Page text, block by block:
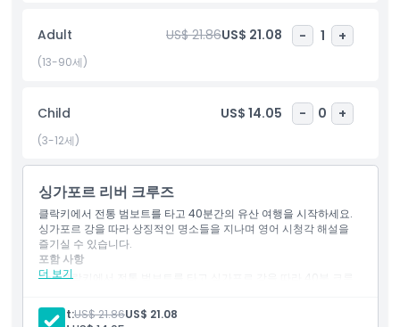
하이라이트
포함 사항
아동 성인 정책
포함되지 않는 사항
운영 시간
알아야 할 사항
Adult US$ 21.86US$ 21.08 - 1 +
(13-90세)
Child US$ 14.05 - 0 +
(3-12세)
싱가포르 리버 크루즈
클락키에서 전통 범보트를 타고 40분간의 유산 여행을 시작하세요.
싱가포르 강을 따라 상징적인 명소들을 지나며 영어 시청각 해설을
즐기실 수 있습니다.
더 보기
포함 사항
클락키에서 전통 범보트를 타고 싱가포르 강을 따라 40분 크루
영어 오디오 비주얼 해설과 함께 아이코닉한 강변 풍경을 감상하
세요
Adult:US$ 21.86US$ 21.08